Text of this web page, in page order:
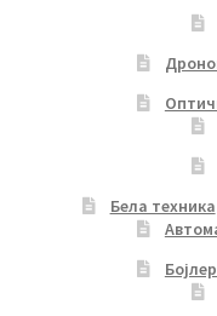
Бела техника